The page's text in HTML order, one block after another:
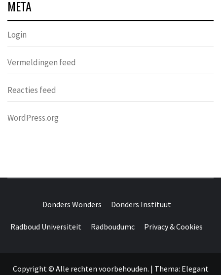
META
Login
Vermeldingen feed
Reacties feed
WordPress.org
WONDERS
Donders Wonders Donders Instituut
Radboud Universiteit Radboudumc Privacy & Cookies
Copyright © Alle rechten voorbehouden. | Thema: Elegant